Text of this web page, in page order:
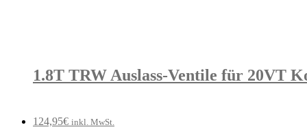
1.8T TRW Auslass-Ventile für 20VT
124,95€ inkl. MwSt.